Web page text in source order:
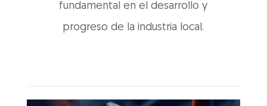
fundamental en el desarrollo y
progreso de la industria local.